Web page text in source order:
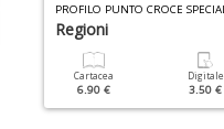
Regioni
Cartacea
6.90 €
Digitale
3.50 €